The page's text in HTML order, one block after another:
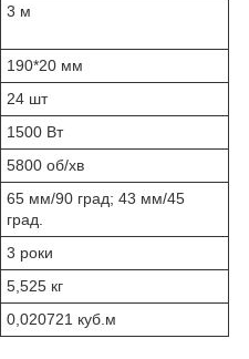
3 м
190*20 мм
24 шт
1500 Вт
5800 об/хв
65 мм/90 град; 43 мм/45
град.
3 роки
5,525 кг
0,020721 куб.м